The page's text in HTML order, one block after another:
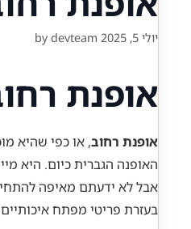
יולי 5, 2025 by devteam
אופנת
אופנת רחוב, או כפי שהיא
האופנה הגברית כיום. היא
אבל לא ידעתם מאיפה
בעזרת פריטי מפתח